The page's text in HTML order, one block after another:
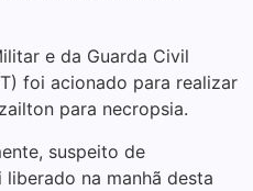
e da Guarda Civil
foi acionado para realizar
para necropsia.
suspeito de
na manhã desta